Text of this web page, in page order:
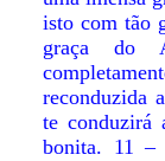
isto com tão
graça do
reconduzida
te conduzirá
bonita. 11 –